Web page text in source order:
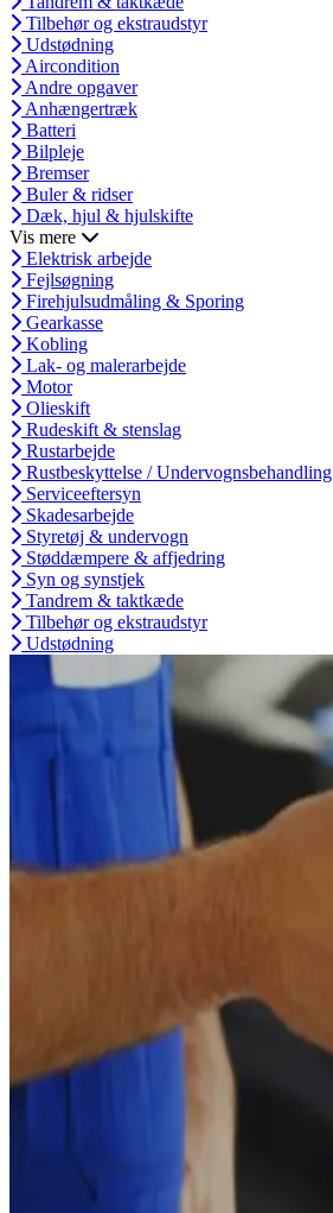
Tilbehør og ekstraudstyr
Udstødning
Aircondition
Andre opgaver
Anhængertræk
Batteri
Bilpleje
Bremser
Buler & ridser
Dæk, hjul & hjulskifte
Vis mere
Elektrisk arbejde
Fejlsøgning
Firehjulsudmåling & Sporing
Gearkasse
Kobling
Lak- og malerarbejde
Motor
Olieskift
Rudeskift & stenslag
Rustarbejde
Rustbeskyttelse / Undervognsbehandling
Serviceeftersyn
Skadesarbejde
Styretøj & undervogn
Støddæmpere & affjedring
Syn og synstjek
Tandrem & taktkæde
Tilbehør og ekstraudstyr
Udstødning